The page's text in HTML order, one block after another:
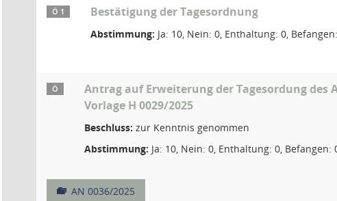
Ö 1 Bestätigung der Tagesordnung
Abstimmung: Ja: 10, Nein: 0, Enthaltung: 0,
Ö
Antrag auf Erweiterung der Tagesordung des
Vorlage H 0029/2025
Beschluss: zur Kenntnis genommen
Abstimmung: Ja: 10, Nein: 0, Enthaltung: 0, Befangen:
AN 0036/2025